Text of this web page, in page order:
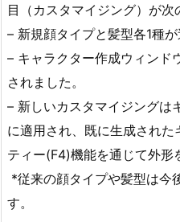
目（カスタマイジング）が次
– 新規顔タイプと髪型各1種が
– キャラクター作成ウィンド
されました。
– 新しいカスタマイジングは
に適用され、既に生成され
ティー(F4)機能を通じて外形
*従来の顔タイプや髪型は今
す。